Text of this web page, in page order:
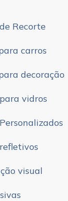
Recorte
carros
decoração
vidros
visual